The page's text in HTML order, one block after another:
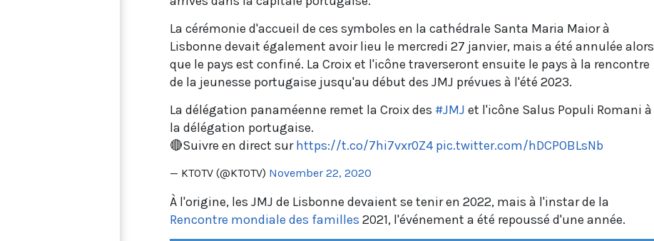
La cérémonie d'accueil de ces symboles en la cathédrale Santa Maria Maior à
Lisbonne devait également avoir lieu le mercredi 27 janvier, mais a été annulée alors
que le pays est confiné. La Croix et l'icône traverseront ensuite le pays à la rencontre
de la jeunesse portugaise jusqu'au début des JMJ prévues à l'été 2023.
La délégation panaméenne remet la Croix des #JMJ et l'icône Salus Populi Romani à
la délégation portugaise.
🔴Suivre en direct surhttps://t.co/7hi7vxr0Z4 pic.twitter.com/hDCPOBLsNb
— KTOTV (@KTOTV) November 22, 2020
À l'origine, les JMJ de Lisbonne devaient se tenir en 2022, mais à l'instar de la
Rencontre mondiale des familles 2021, l'événement a été repoussé d'une année.